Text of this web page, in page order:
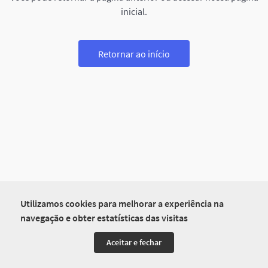
Utilizamos cookies para melhorar a experiência na
navegação e obter estatísticas das visitas
Aceitar e fechar
inicial.
Retornar ao início